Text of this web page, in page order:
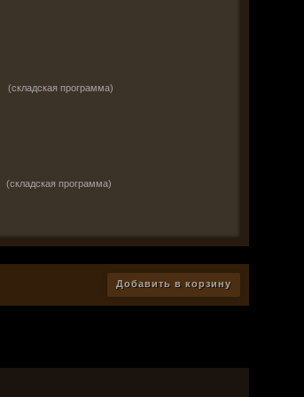
(складская программа)
(складская программа)
Добавить в корзину